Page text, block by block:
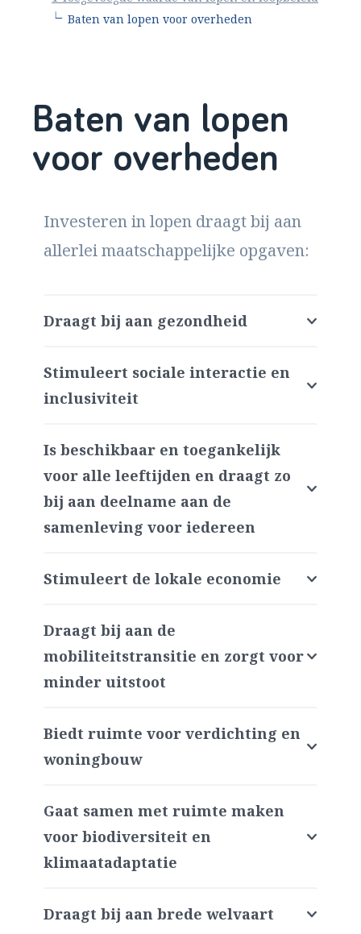
∟
Baten van lopen voor overheden
Baten van lopen
voor overheden
Investeren in lopen draagt bij aan
allerlei maatschappelijke opgaven:
Draagt bij aan gezondheid
Stimuleert sociale interactie en
inclusiviteit
Is beschikbaar en toegankelijk
voor alle leeftijden en draagt zo
bij aan deelname aan de
samenleving voor iedereen
Stimuleert de lokale economie
Draagt bij aan de
mobiliteitstransitie en zorgt voor
minder uitstoot
Biedt ruimte voor verdichting en
woningbouw
Gaat samen met ruimte maken
voor biodiversiteit en
klimaatadaptatie
Draagt bij aan brede welvaart